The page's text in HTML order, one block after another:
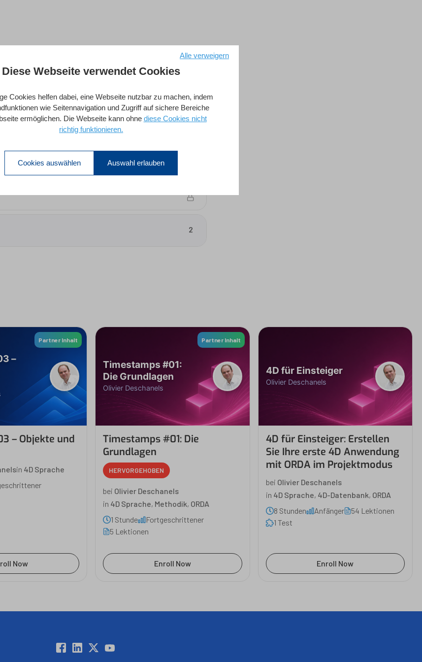
3
2
Partner Inhalt
–
– Objekte und
in 4D Sprache
Now
Partner Inhalt
Timestamps #01:
Die Grundlagen
Olivier Deschanels
Timestamps #01: Die
Grundlagen
HERVORGEHOBEN
bei Olivier Deschanels
in 4D Sprache, Methodik, ORDA
1 Stunde
Fortgeschrittener
5 Lektionen
Enroll Now
4D für Einsteiger
Olivier Deschanels
4D für Einsteiger: Erstellen
Sie Ihre erste 4D Anwendung
mit ORDA im Projektmodus
bei Olivier Deschanels
in 4D Sprache, 4D-Datenbank, ORDA
8 Stunden
Anfänger
54 Lektionen
1 Test
Enroll Now
Diese Webseite verwendet Cookies
Cookies helfen dabei, eine Webseite nutzbar zu machen, indem
wie Seitennavigation und Zugriff auf sichere Bereiche
ermöglichen. Die Webseite kann ohne diese Cookies nicht
richtig funktionieren.
Cookies auswählen Auswahl erlauben
Alle verweigern